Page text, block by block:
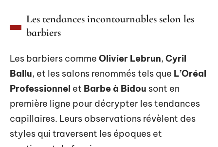
Les tendances incontournables selon les
barbiers
Les barbiers comme Olivier Lebrun, Cyril
Ballu, et les salons renommés tels que L’Oréal
Professionnel et Barbe à Bidou sont en
première ligne pour décrypter les tendances
capillaires. Leurs observations révèlent des
styles qui traversent les époques et